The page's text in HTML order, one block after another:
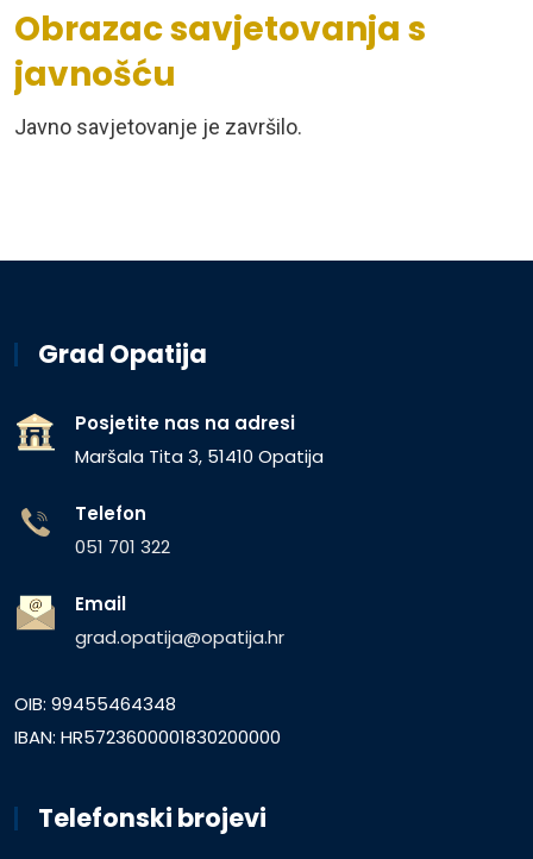
Obrazac savjetovanja s
javnošću
Javno savjetovanje je završilo.
Grad Opatija
Posjetite nas na adresi
Maršala Tita 3, 51410 Opatija
Telefon
051 701 322
Email
grad.opatija@opatija.hr
OIB: 99455464348
IBAN: HR5723600001830200000
Telefonski brojevi